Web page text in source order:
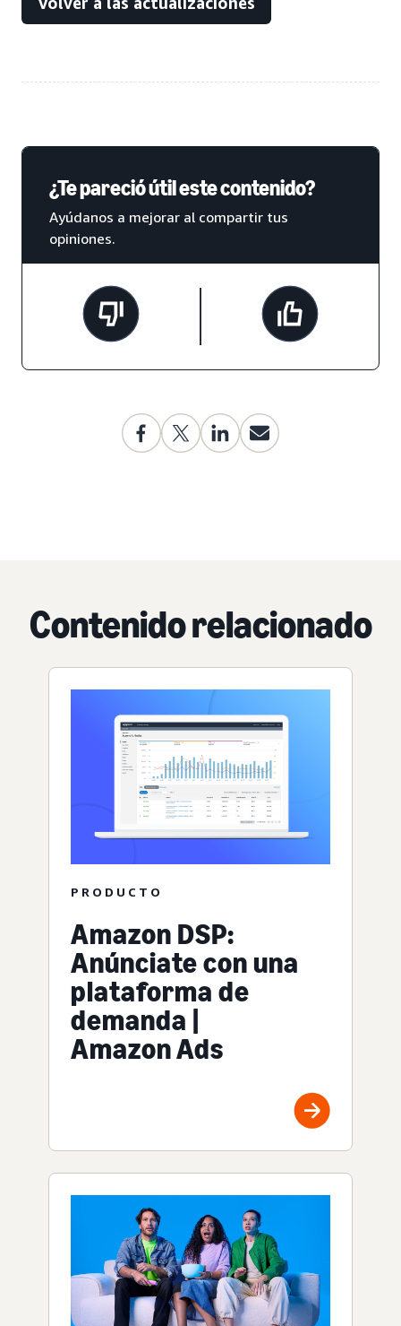
¿Te pareció útil este contenido?
Ayúdanos a mejorar al compartir tus
opiniones.
Contenido relacionado
PRODUCTO
Amazon DSP:
Anúnciate con una
plataforma de
demanda |
Amazon Ads